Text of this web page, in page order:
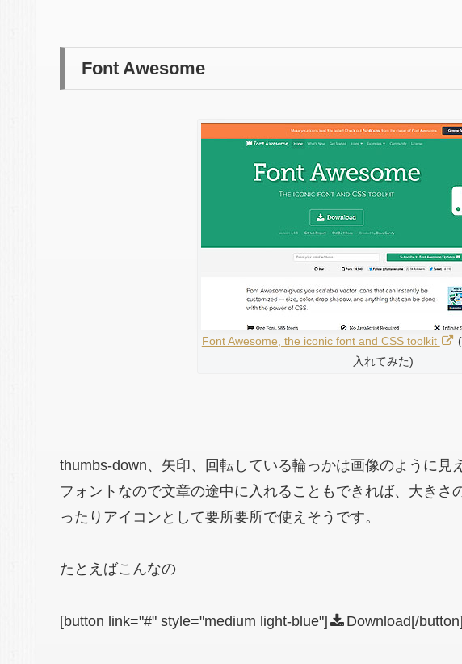
Font Awesome
Font Awesome, the iconic font and CSS toolkit
入れてみた)
thumbs-down、矢印、回転している輪っかは画像のように見
フォントなので文章の途中に入れることもできれば、大きさ
ったりアイコンとして要所要所で使えそうです。
たとえばこんなの
[button link="#" style="medium light-blue"] Download[/button]